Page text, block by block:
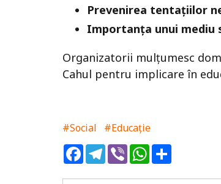
Prevenirea tentațiilor
Importanța unui mediu
Organizatorii mulțumesc
Cahul pentru implicare în
#Social
#Educație
FacebookTelegram
ViberWhatsApp